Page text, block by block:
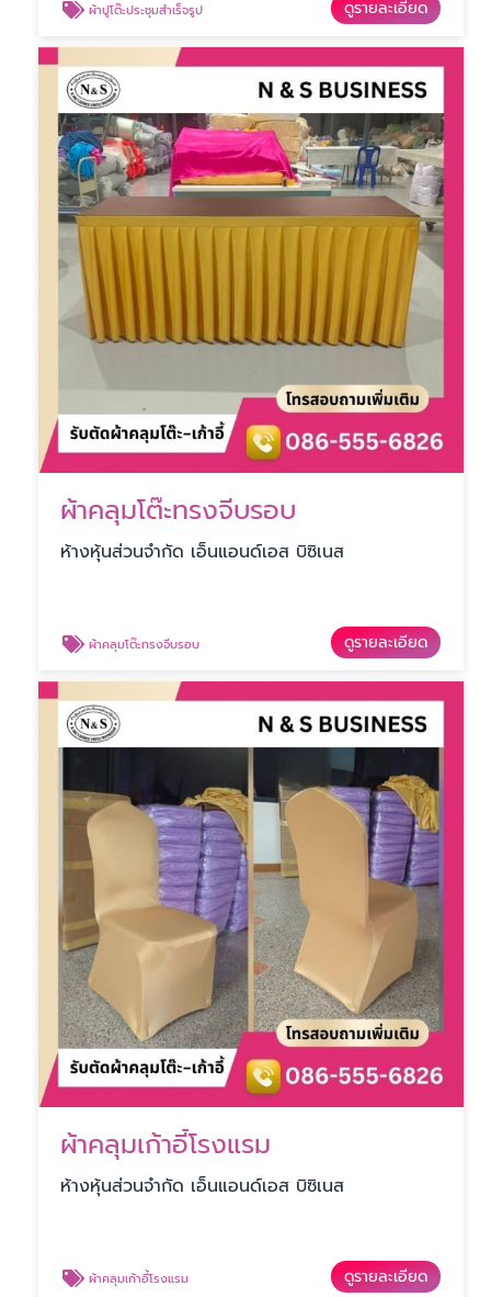
ผ้าปูโต๊ะประชุมสำเร็จรูป ดูรายละเอียด
ผ้าคลุมโต๊ะทรงจีบรอบ
ห้างหุ้นส่วนจำกัด เอ็นแอนด์เอส บิซิเนส
ผ้าคลุมโต๊ะทรงจีบรอบ ดูรายละเอียด
ผ้าคลุมเก้าอี้โรงแรม
ห้างหุ้นส่วนจำกัด เอ็นแอนด์เอส บิซิเนส
ผ้าคลุมเก้าอี้โรงแรม ดูรายละเอียด